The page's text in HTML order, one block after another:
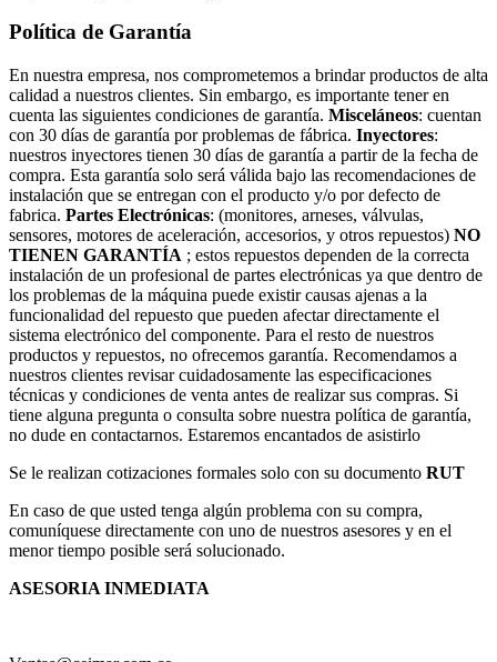
Política de Garantía
En nuestra empresa, nos comprometemos a brindar productos de alta
calidad a nuestros clientes. Sin embargo, es importante tener en
cuenta las siguientes condiciones de garantía. Misceláneos: cuentan
con 30 días de garantía por problemas de fábrica. Inyectores:
nuestros inyectores tienen 30 días de garantía a partir de la fecha de
compra. Esta garantía solo será válida bajo las recomendaciones de
instalación que se entregan con el producto y/o por defecto de
fabrica. Partes Electrónicas: (monitores, arneses, válvulas,
sensores, motores de aceleración, accesorios, y otros repuestos) NO
TIENEN GARANTÍA ; estos repuestos dependen de la correcta
instalación de un profesional de partes electrónicas ya que dentro de
los problemas de la máquina puede existir causas ajenas a la
funcionalidad del repuesto que pueden afectar directamente el
sistema electrónico del componente. Para el resto de nuestros
productos y repuestos, no ofrecemos garantía. Recomendamos a
nuestros clientes revisar cuidadosamente las especificaciones
técnicas y condiciones de venta antes de realizar sus compras. Si
tiene alguna pregunta o consulta sobre nuestra política de garantía,
no dude en contactarnos. Estaremos encantados de asistirlo
Se le realizan cotizaciones formales solo con su documento RUT
En caso de que usted tenga algún problema con su compra,
comuníquese directamente con uno de nuestros asesores y en el
menor tiempo posible será solucionado.
ASESORIA INMEDIATA